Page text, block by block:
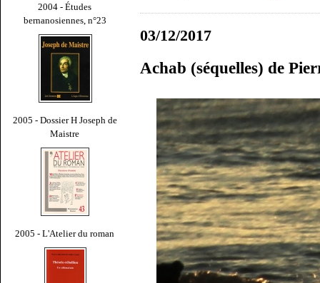
2004 - Études
bernanosiennes, n°23
2005 - Dossier H Joseph de
Maistre
2005 - L'Atelier du roman
03/12/2017
Achab (séquelles) de